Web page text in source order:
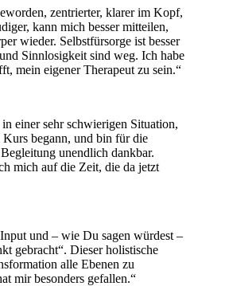
zentrierter, klarer im Kopf,
kann mich besser mitteilen,
wieder. Selbstfürsorge ist besser
Sinnlosigkeit sind weg. Ich habe
mein eigener Therapeut zu sein.“
einer sehr schwierigen Situation,
Kurs begann, und bin für die
unendlich dankbar.
mich auf die Zeit, die da jetzt
und – wie Du sagen würdest –
gebracht“. Dieser holistische
alle Ebenen zu
mir besonders gefallen.“